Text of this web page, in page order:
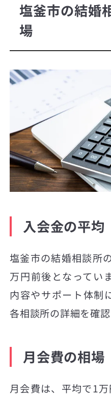
塩釜市の結婚
場
入会金の平均
塩釜市の結婚相談所
万円前後となってい
内容やサポート体制
各相談所の詳細を確
月会費の相場
月会費は、平均で1